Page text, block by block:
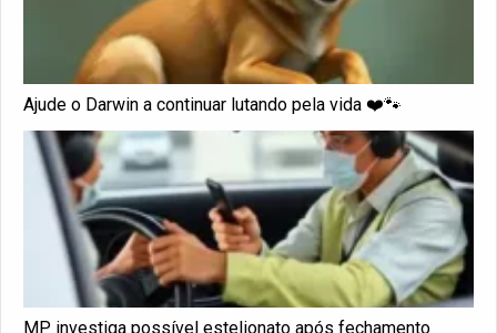
Ajude o Darwin a continuar lutando pela vida ❤️🐾
MP investiga possível estelionato após fechamento